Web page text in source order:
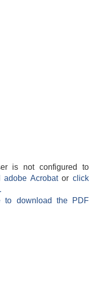
is not configured to
adobe Acrobatorclick
to download the PDF